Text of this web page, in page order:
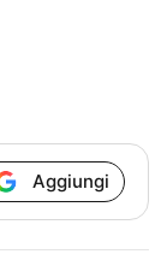
Aggiungi